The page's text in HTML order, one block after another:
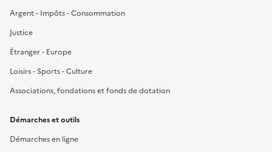
Argent - Impôts - Consommation
Justice
Étranger - Europe
Loisirs - Sports - Culture
Associations, fondations et fonds de dotation
Démarches et outils
Démarches en ligne